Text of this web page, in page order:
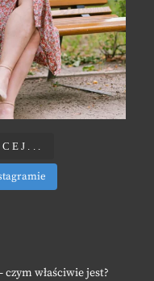
właściwie jest?